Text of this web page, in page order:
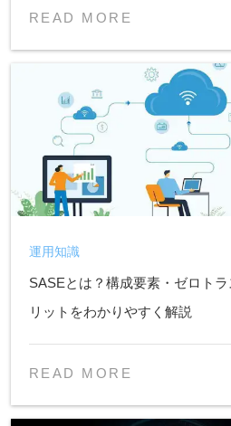
READ MORE
SASEとは？構成要素・ゼロト
リットをわかりやすく解説
運用知識
READ MORE